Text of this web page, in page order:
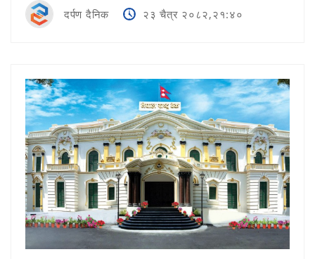
दर्पण दैनिक २३ चैत्र २०८२,२१:४०